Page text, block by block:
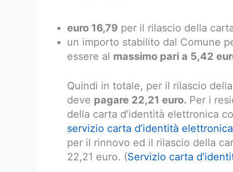
euro 16,79 per il rilascio della
un importo stabilito dal Comune
essere al massimo pari a 5,42
Quindi in totale, per il rilascio
deve pagare 22,21 euro. Per i
della carta d’identità elettronica
servizio carta d’identità
per il rinnovo ed il rilascio della
22,21 euro. (Servizio carta